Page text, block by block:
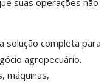
suas operações não
solução completa para
agropecuário.
máquinas,